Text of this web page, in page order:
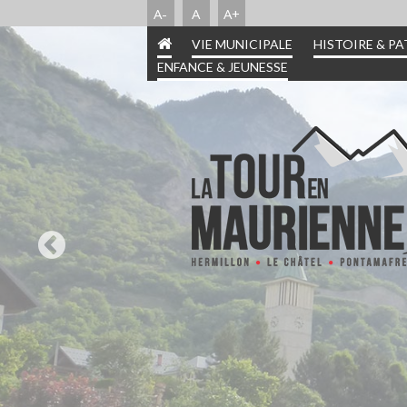
A- A A+
VIE MUNICIPALE
VIE
HISTOIRE &
HISTOIRE &
INFORMATIONS
ENFANCE & JEUNESSE
ENFANCE &